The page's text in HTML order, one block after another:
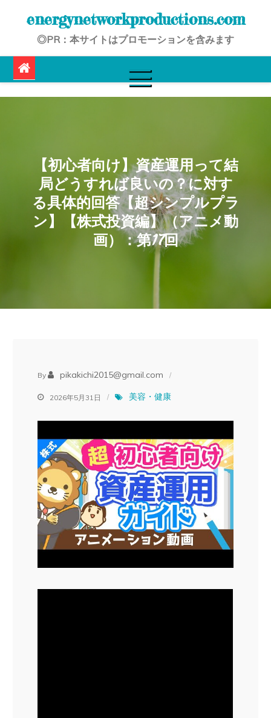
energynetworkproductions.com
◎PR：本サイトはプロモーションを含みます
【初心者向け】資産運用って結
局どうすれば良いの？に対す
る具体的回答【超シンプルプラ
ン】【株式投資編】（アニメ動
画）：第17回
By pikakichi2015@gmail.com
2026年5月31日 美容・健康